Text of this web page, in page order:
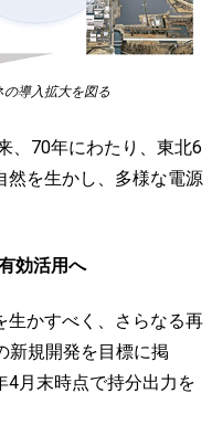
導入拡大を図る
、70年にわたり、東北6
然を生かし、多様な電源
効活用へ
生かすべく、さらなる再
新規開発を目標に掲
4月末時点で持分出力を